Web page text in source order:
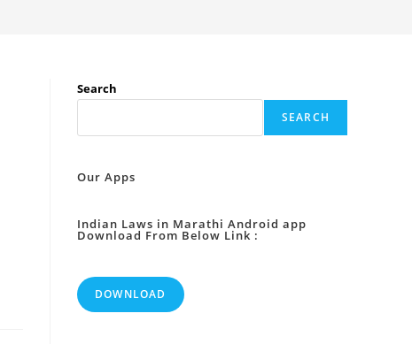
Search
SEARCH
Our Apps
Indian Laws in Marathi Android app
Download From Below Link :
DOWNLOAD